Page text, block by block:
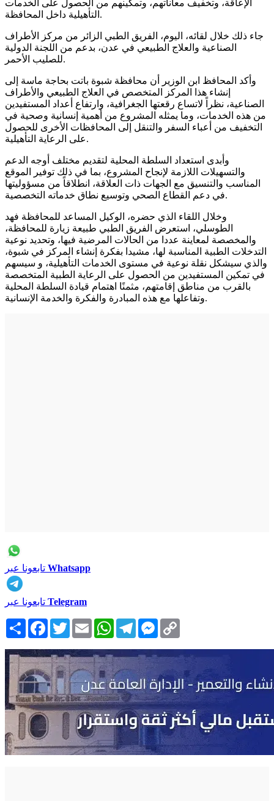
الإعاقة، وتخفيف معاناتهم، وتمكينهم من الحصول على الخدمات
التأهيلية داخل المحافظة.
جاء ذلك خلال لقائه، اليوم، الفريق الطبي الزائر من مركز الأطراف
الصناعية والعلاج الطبيعي في عدن، بدعم من اللجنة الدولية
للصليب الأحمر.
وأكد المحافظ ابن الوزير أن محافظة شبوة باتت بحاجة ماسة إلى
إنشاء هذا المركز المتخصص في العلاج الطبيعي والأطراف
الصناعية، نظراً لاتساع رقعتها الجغرافية، وارتفاع أعداد المستفيدين
من هذه الخدمات، وما يمثله المشروع من أهمية إنسانية وصحية في
التخفيف من أعباء السفر والتنقل إلى المحافظات الأخرى للحصول
على الرعاية التأهيلية.
وأبدى استعداد السلطة المحلية لتقديم مختلف أوجه الدعم
والتسهيلات اللازمة لإنجاح المشروع، بما في ذلك توفير الموقع
المناسب والتنسيق مع الجهات ذات العلاقة، انطلاقاً من مسؤوليتها
في دعم القطاع الصحي وتوسيع نطاق خدماته التخصصية.
وخلال اللقاء الذي حضره، الوكيل المساعد للمحافظة فهد
الطوسلي، استعرض الفريق الطبي طبيعة زيارة للمحافظة،
والمخصصة لمعاينة عددا من الحالات المرضية فيها، وتحديد نوعية
التدخلات الطبية المناسبة لها، مشيدا بفكرة إنشاء المركز في شبوة،
والذي سيشكل نقلة نوعية في مستوى الخدمات التأهيلية، و سيسهم
في تمكين المستفيدين من الحصول على الرعاية الطبية المتخصصة
بالقرب من مناطق إقامتهم، مثمنًا اهتمام قيادة السلطة المحلية
وتفاعلها مع هذه المبادرة والفكرة والخدمة الإنسانية.
Whatsapp
Telegram
انشر Facebook
TwitterEmail WhatsAppTelegramMessenger